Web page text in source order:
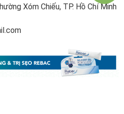
Xóm Chiếu, TP. Hồ Chí Minh